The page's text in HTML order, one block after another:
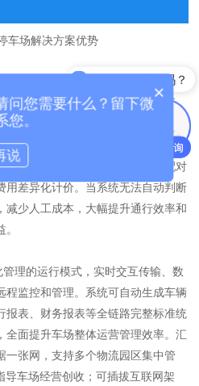
车场解决方案优势
长摄像机，视频流综合检测分析，
车型等信息，大小车辆准确判断，
务需求可设置货车与小轿车采用单
+AI测长”技术，准确区分进出车辆
系统根据获取的车长信息自动匹配对
用差异化计价。当系统无法自动判断
减少人工成本，大幅提升通行效率和
理的运行模式，实时交互传输、数
程监控和管理。系统可自动生成车辆
报表、财务报表等全链路完整标准统
全面提升车场整体运营管理效率。汇
一张网，支持多个物流园区集中管
车场经营创收；可插拔互联网架
能介绍下产品吗？
×
问您需要什么？留下微
。
说